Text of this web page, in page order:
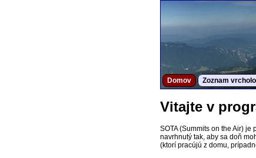
Domov Zoznam
Vitajte v
SOTA (Summits on the Air)
navrhnutý tak, aby sa doň
(ktorí pracújú z domu,